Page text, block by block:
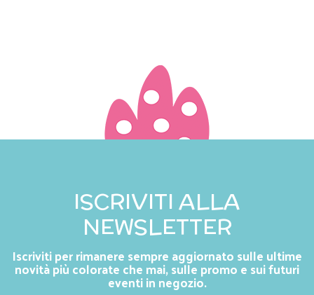
ISCRIVITI ALLA
NEWSLETTER
Iscriviti per rimanere sempre aggiornato sulle ultime
novità più colorate che mai, sulle promo e sui futuri
eventi in negozio.